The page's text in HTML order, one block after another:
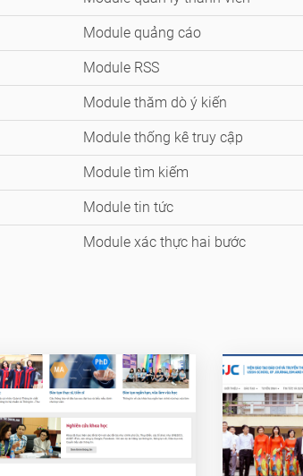
Module quảng cáo
Module RSS
Module thăm dò ý kiến
Module thống kê truy cập
Module tìm kiếm
Module tin tức
Module xác thực hai bước